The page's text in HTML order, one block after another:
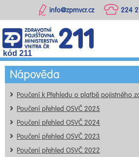
224
info@zpmvcr.cz
kód 211
Nápověda
Poučení k Přehledu o platbě pojistného
Poučení přehled OSVČ 2025
Poučení přehled OSVČ 2024
Poučení přehled OSVČ 2023
Poučení přehled OSVČ 2022